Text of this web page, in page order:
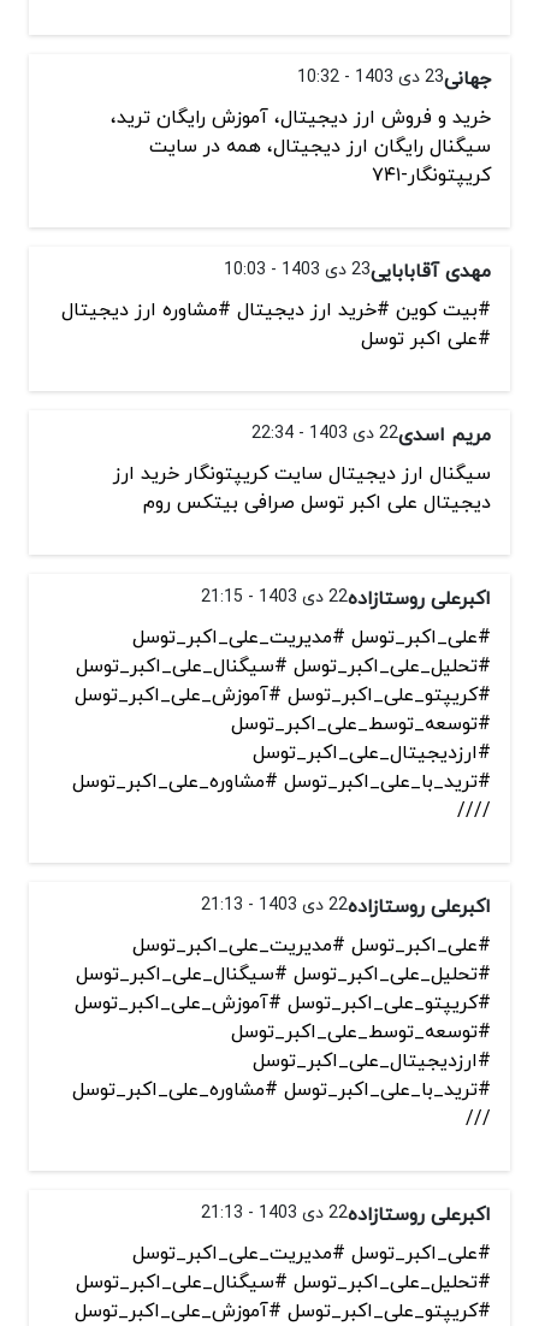
جهانی23 دی 1403 - 10:32
خرید و فروش ارز دیجیتال، آموزش رایگان ترید،
سیگنال رایگان ارز دیجیتال، همه در سایت
کریپتونگار-۷۴۱
مهدی آقابابایی23 دی 1403 - 10:03
#بیت کوین #خرید ارز دیجیتال #مشاوره ارز دیجیتال
#علی اکبر توسل
مریم اسدی22 دی 1403 - 22:34
سیگنال ارز دیجیتال سایت کریپتونگار خرید ارز
دیجیتال علی اکبر توسل صرافی بیتکس روم
اکبرعلی روستازاده22 دی 1403 - 21:15
#علی_اکبر_توسل #مدیریت_علی_اکبر_توسل
#تحلیل_علی_اکبر_توسل #سیگنال_علی_اکبر_توسل
#کریپتو_علی_اکبر_توسل #آموزش_علی_اکبر_توسل
#توسعه_توسط_علی_اکبر_توسل
#ارزدیجیتال_علی_اکبر_توسل
#ترید_با_علی_اکبر_توسل #مشاوره_علی_اکبر_توسل
////
اکبرعلی روستازاده22 دی 1403 - 21:13
#علی_اکبر_توسل #مدیریت_علی_اکبر_توسل
#تحلیل_علی_اکبر_توسل #سیگنال_علی_اکبر_توسل
#کریپتو_علی_اکبر_توسل #آموزش_علی_اکبر_توسل
#توسعه_توسط_علی_اکبر_توسل
#ارزدیجیتال_علی_اکبر_توسل
#ترید_با_علی_اکبر_توسل #مشاوره_علی_اکبر_توسل
///
اکبرعلی روستازاده22 دی 1403 - 21:13
#علی_اکبر_توسل #مدیریت_علی_اکبر_توسل
#تحلیل_علی_اکبر_توسل #سیگنال_علی_اکبر_توسل
#کریپتو_علی_اکبر_توسل #آموزش_علی_اکبر_توسل